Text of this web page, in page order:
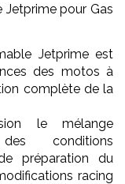
pour Gas
Jetprime est
des motos à
complète de la
le mélange
conditions
préparation du
racing